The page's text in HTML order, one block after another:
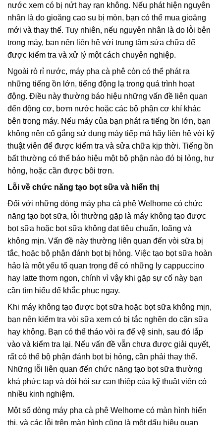
nước xem có bị nứt hay rạn không. Nếu phát hiện nguyên
nhân là do gioăng cao su bị mòn, bạn có thể mua gioăng
mới và thay thế. Tuy nhiên, nếu nguyên nhân là do lỗi bên
trong máy, bạn nên liên hệ với trung tâm sửa chữa để
được kiểm tra và xử lý một cách chuyên nghiệp.
Ngoài rò rỉ nước, máy pha cà phê còn có thể phát ra
những tiếng ồn lớn, tiếng động lạ trong quá trình hoạt
động. Điều này thường báo hiệu những vấn đề liên quan
đến động cơ, bơm nước hoặc các bộ phận cơ khí khác
bên trong máy. Nếu máy của bạn phát ra tiếng ồn lớn, bạn
không nên cố gắng sử dụng máy tiếp mà hãy liên hệ với kỹ
thuật viên để được kiểm tra và sửa chữa kịp thời. Tiếng ồn
bất thường có thể báo hiệu một bộ phận nào đó bị lỏng, hư
hỏng, hoặc cần được bôi trơn.
Lỗi về chức năng tạo bọt sữa và hiển thị
Đối với những dòng máy pha cà phê Welhome có chức
năng tạo bọt sữa, lỗi thường gặp là máy không tạo được
bọt sữa hoặc bọt sữa không đạt tiêu chuẩn, loãng và
không mịn. Vấn đề này thường liên quan đến vòi sữa bị
tắc, hoặc bộ phận đánh bọt bị hỏng. Việc tạo bọt sữa hoàn
hảo là một yếu tố quan trọng để có những ly cappuccino
hay latte thơm ngon, chính vì vậy khi gặp sự cố này bạn
cần tìm hiểu để khắc phục ngay.
Khi máy không tạo được bọt sữa hoặc bọt sữa không mịn,
bạn nên kiểm tra vòi sữa xem có bị tắc nghẽn do cặn sữa
hay không. Bạn có thể tháo vòi ra để vệ sinh, sau đó lắp
vào và kiểm tra lại. Nếu vấn đề vẫn chưa được giải quyết,
rất có thể bộ phận đánh bọt bị hỏng, cần phải thay thế.
Những lỗi liên quan đến chức năng tạo bọt sữa thường
khá phức tạp và đòi hỏi sự can thiệp của kỹ thuật viên có
nhiều kinh nghiệm.
Một số dòng máy pha cà phê Welhome có màn hình hiển
thị, và các lỗi trên màn hình cũng là một dấu hiệu quan